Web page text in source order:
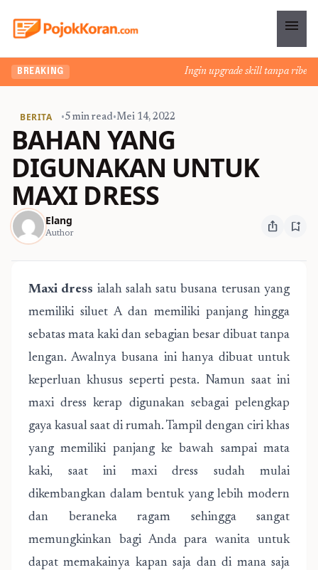
menu
BREAKING Ingin upgrade skill tanpa ribet?
BERITA •5 min read•Mei 14, 2022
BAHAN YANG
DIGUNAKAN UNTUK
MAXI DRESS
Elang
Author ios_share bookmark_add
Maxi dress ialah salah satu busana terusan yang
memiliki siluet A dan memiliki panjang hingga
sebatas mata kaki dan sebagian besar dibuat tanpa
lengan. Awalnya busana ini hanya dibuat untuk
keperluan khusus seperti pesta. Namun saat ini
maxi dress kerap digunakan sebagai pelengkap
gaya kasual saat di rumah. Tampil dengan ciri khas
yang memiliki panjang ke bawah sampai mata
kaki, saat ini maxi dress sudah mulai
dikembangkan dalam bentuk yang lebih modern
dan beraneka ragam sehingga sangat
memungkinkan bagi Anda para wanita untuk
dapat memakainya kapan saja dan di mana saja